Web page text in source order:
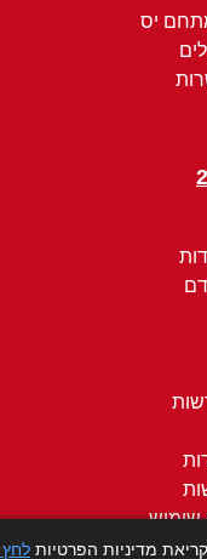
יס
שימוש
מדיניות הפרטיות לחץ